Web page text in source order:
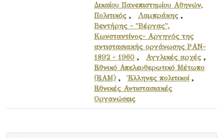
Δικαίου Πανεπιστημίου Αθηνών,
Πολιτικός , Λαμπράκης ,
Βεντήρης - "Βέργας",
Κωνσταντίνος- Αργηγός της
αντιστασιακής οργάνωσης ΡΑΝ-
1892 - 1960 , Αγγλικές αρχές ,
Εθνικό Απελευθερωτικό Μέτωπο
(ΕΑΜ) ,Έλληνες πολιτικοί,
Εθνικές Αντιστασιακές
Οργανώσεις